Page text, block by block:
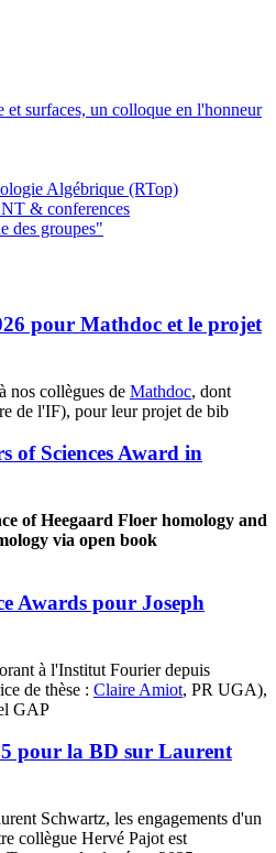
et surfaces, un colloque en l'honneur
Algébrique (RTop)
& conferences
des groupes"
pour Mathdoc et le projet
nos collègues de Mathdoc, dont
de l'IF), pour leur projet de bib
of Sciences Award in
of Heegaard Floer homology and
via open book
Awards pour Joseph
à l'Institut Fourier depuis
de thèse : Claire Amiot, PR UGA),
GAP
pour la BD sur Laurent
Schwartz, les engagements d'un
collègue Hervé Pajot est